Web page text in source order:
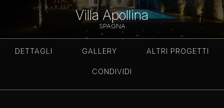
Villa Apollina
SPAGNA
DETTAGLI GALLERY ALTRI PROGETTI
CONDIVIDI